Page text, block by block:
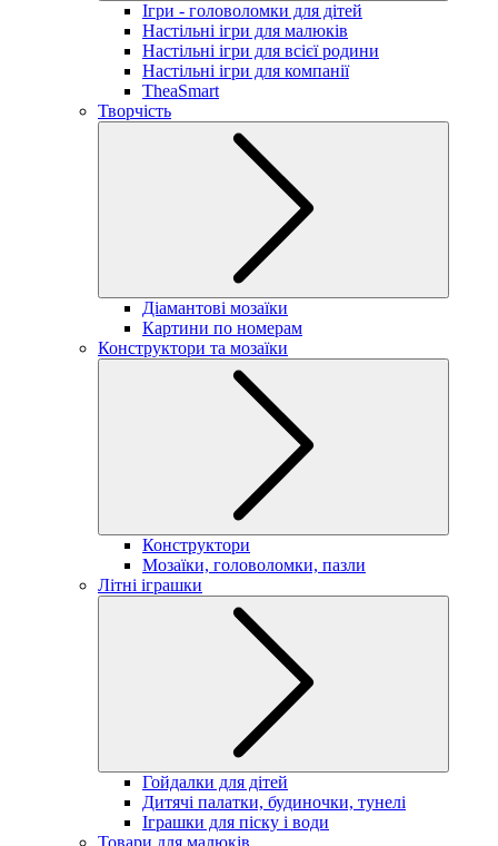
Ігри - головоломки для дітей
Настільні ігри для малюків
Настільні ігри для всієї родини
Настільні ігри для компанії
TheaSmart
Творчість
Діамантові мозаїки
Картини по номерам
Конструктори та мозаїки
Конструктори
Мозаїки, головоломки, пазли
Літні іграшки
Гойдалки для дітей
Дитячі палатки, будиночки, тунелі
Іграшки для піску і води
Товари для малюків